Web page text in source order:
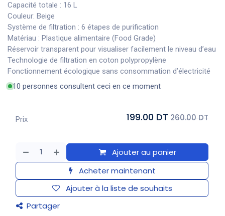
Capacité totale : 16 L
Couleur: Beige
Système de filtration : 6 étapes de purification
Matériau : Plastique alimentaire (Food Grade)
Réservoir transparent pour visualiser facilement le niveau d’eau
Technologie de filtration en coton polypropylène
Fonctionnement écologique sans consommation d’électricité
10 personnes consultent ceci en ce moment
Ajouter au panier
Acheter maintenant
Ajouter à la liste de souhaits
Partager
Prix 199.00 DT 260.00 DT